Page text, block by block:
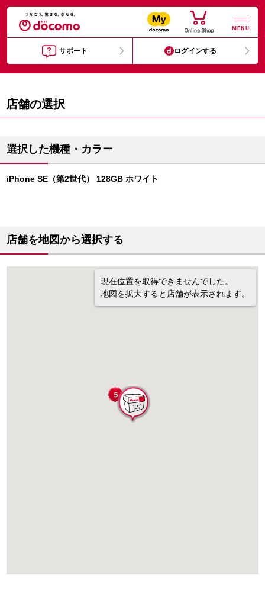
MENU
サポート ログインする
店舗の選択
選択した機種・カラー
iPhone SE（第2世代） 128GB ホワイト
店舗を地図から選択する
現在位置を取得できませんでした。
地図を拡大すると店舗が表示されます。